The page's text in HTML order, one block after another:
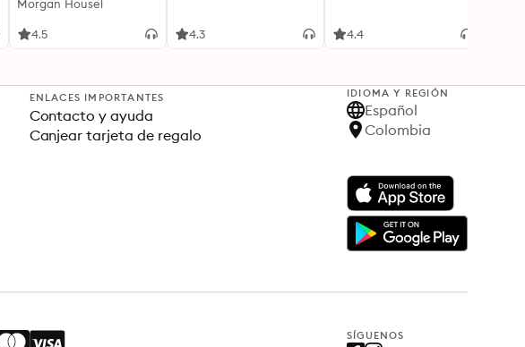
18 claves imperecederas
Morgan Housel
4.5 4.3 4.4
ENLACES IMPORTANTES
Contacto y ayuda
Canjear tarjeta de regalo
IDIOMA Y REGIÓN
Español
Colombia
SÍGUENOS